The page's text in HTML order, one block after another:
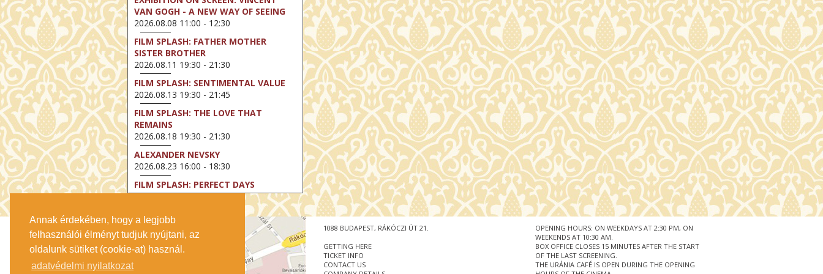
Annak érdekében, hogy a legjobb
felhasználói élményt tudjuk nyújtani, az
oldalunk sütiket (cookie-at) használ.
adatvédelmi nyilatkozat
VAN GOGH - A NEW WAY OF SEEING
2026.08.08 11:00 - 12:30
FILM SPLASH: FATHER MOTHER
SISTER BROTHER
2026.08.11 19:30 - 21:30
FILM SPLASH: SENTIMENTAL VALUE
2026.08.13 19:30 - 21:45
FILM SPLASH: THE LOVE THAT
REMAINS
2026.08.18 19:30 - 21:30
ALEXANDER NEVSKY
2026.08.23 16:00 - 18:30
FILM SPLASH: PERFECT DAYS
2026.08.25 19:30 - 21:45
FILM SPLASH: YOUTH
2026.08.27 19:30 - 21:30
EXHIBITION ON SCREEN: VINCENT
VAN GOGH - A NEW WAY OF SEEING
OPENING HOURS: ON WEEKDAYS AT 2:30 PM, ON
WEEKENDS AT 10:30 AM.
BOX OFFICE CLOSES 15 MINUTES AFTER THE START
OF THE LAST SCREENING.
THE URÁNIA CAFÉ IS OPEN DURING THE OPENING
1088 BUDAPEST, RÁKÓCZI ÚT 21.
GETTING HERE
TICKET INFO
CONTACT US